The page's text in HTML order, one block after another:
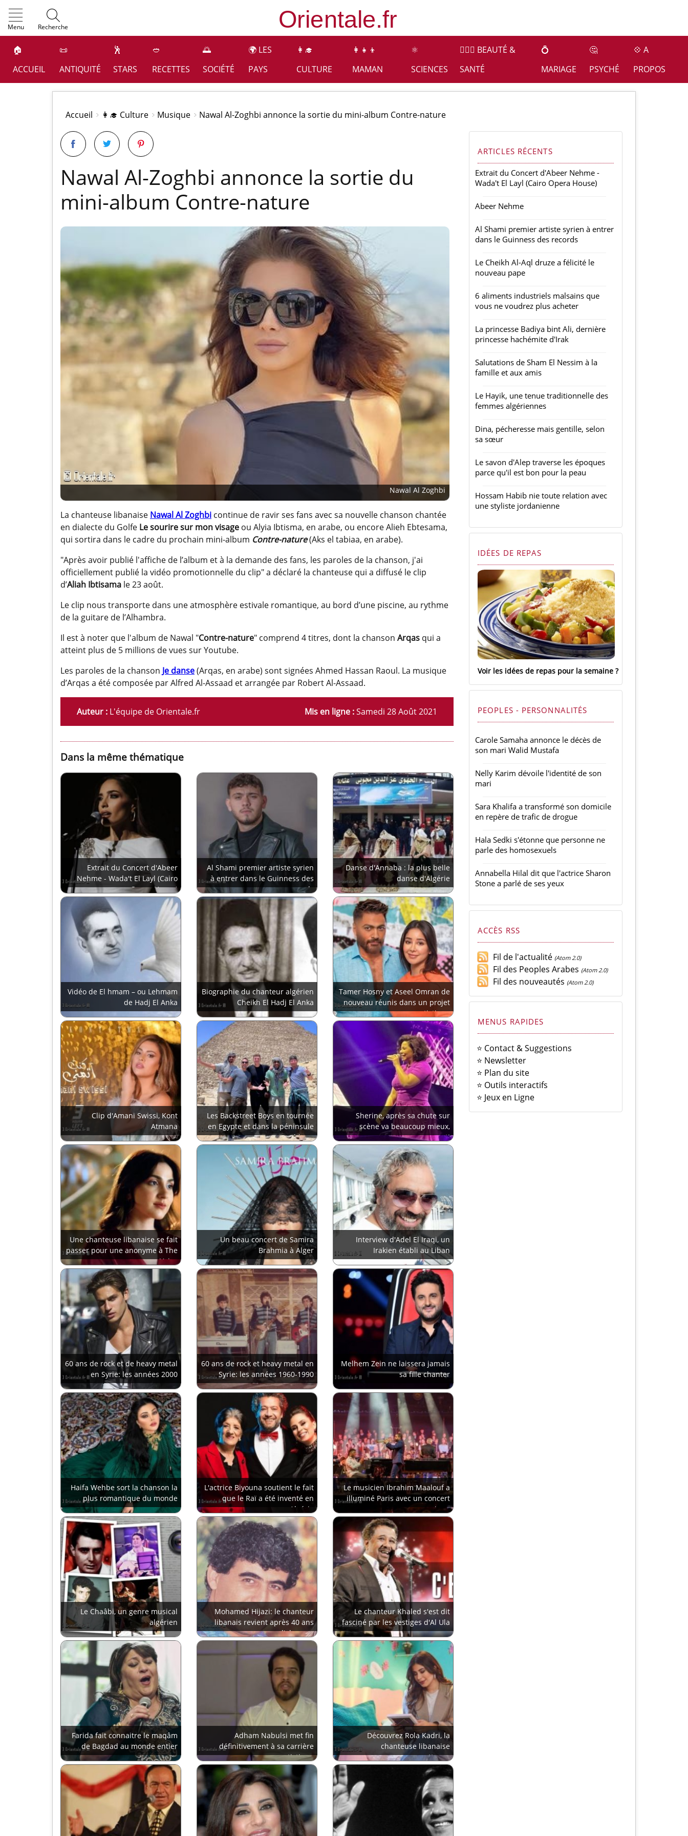
Menu Recherche
🏠
ACCUEIL
📜
ANTIQUITÉ
🕺
STARS
🥙
RECETTES
🌅
SOCIÉTÉ
🌍 LES
PAYS
👩‍🎓
CULTURE
👩‍👧‍👦
MAMAN
⚛️
SCIENCES
👩🏻‍⚕️ BEAUTÉ &
SANTÉ
💍
MARIAGE
🤔
PSYCHÉ
💠 A
PROPOS
Accueil 👩‍🎓 Culture Musique Nawal Al-Zoghbi annonce la sortie du mini-album Contre-nature
Nawal Al-Zoghbi annonce la sortie du
mini-album Contre-nature
Nawal Al Zoghbi
La chanteuse libanaise Nawal Al Zoghbi continue de ravir ses fans avec sa nouvelle chanson chantée
en dialecte du Golfe Le sourire sur mon visage ou Alyia Ibtisma, en arabe, ou encore Alieh Ebtesama,
qui sortira dans le cadre du prochain mini-album Contre-nature(Aks el tabiaa, en arabe).
"Après avoir publié l'affiche de l’album et à la demande des fans, les paroles de la chanson, j'ai
officiellement publié la vidéo promotionnelle du clip" a déclaré la chanteuse qui a diffusé le clip
d’Aliah Ibtisama le 23 août.
Le clip nous transporte dans une atmosphère estivale romantique, au bord d’une piscine, au rythme
de la guitare de l’Alhambra.
Il est à noter que l'album de Nawal "Contre-nature" comprend 4 titres, dont la chanson Arqas qui a
atteint plus de 5 millions de vues sur Youtube.
Les paroles de la chanson Je danse(Arqas, en arabe) sont signées Ahmed Hassan Raoul. La musique
d’Arqas a été composée par Alfred Al-Assaad et arrangée par Robert Al-Assaad.
Auteur : L'équipe de Orientale.fr Mis en ligne :Samedi 28 Août 2021
Dans la même thématique
Extrait du Concert d'Abeer
Nehme - Wada't El Layl (Cairo
Opera House)
Al Shami premier artiste syrien
à entrer dans le Guinness des
records
Danse d'Annaba : la plus belle
danse d'Algérie
Vidéo de El hmam – ou Lehmam
de Hadj El Anka
Biographie du chanteur algérien
Cheikh El Hadj El Anka
Tamer Hosny et Aseel Omran de
nouveau réunis dans un projet
artistique
Clip d'Amani Swissi, Kont
Atmana
Les Backstreet Boys en tournée
en Egypte et dans la péninsule
arabique
Sherine, après sa chute sur
scène va beaucoup mieux,
apparemment!
Une chanteuse libanaise se fait
passer pour une anonyme à The
Voice
Un beau concert de Samira
Brahmia à Alger
Interview d'Adel El Iraqi, un
Irakien établi au Liban
60 ans de rock et de heavy metal
en Syrie: les années 2000
60 ans de rock et heavy metal en
Syrie: les années 1960-1990
Melhem Zein ne laissera jamais
sa fille chanter
Haifa Wehbe sort la chanson la
plus romantique du monde
L'actrice Biyouna soutient le fait
que le Raï a été inventé en
Algérie
Le musicien Ibrahim Maalouf a
illuminé Paris avec un concert
magique
Le Chaâbi, un genre musical
algérien
Mohamed Hijazi: le chanteur
libanais revient après 40 ans
d'absence
Le chanteur Khaled s'est dit
fasciné par les vestiges d'Al Ula
Farida fait connaitre le maqâm
de Bagdad au monde entier
Adham Nabulsi met fin
définitivement à sa carrière
artistique
Découvrez Rola Kadri, la
chanteuse libanaise
prometteuse
ARTICLES RÉCENTS
Extrait du Concert d'Abeer Nehme -
Wada't El Layl (Cairo Opera House)
Abeer Nehme
Al Shami premier artiste syrien à entrer
dans le Guinness des records
Le Cheikh Al-Aql druze a félicité le
nouveau pape
6 aliments industriels malsains que
vous ne voudrez plus acheter
La princesse Badiya bint Ali, dernière
princesse hachémite d'Irak
Salutations de Sham El Nessim à la
famille et aux amis
Le Hayik, une tenue traditionnelle des
femmes algériennes
Dina, pécheresse mais gentille, selon
sa sœur
Le savon d'Alep traverse les époques
parce qu'il est bon pour la peau
Hossam Habib nie toute relation avec
une styliste jordanienne
IDÉES DE REPAS
Voir les idées de repas pour la semaine
PEOPLES - PERSONNALITÉS
Carole Samaha annonce le décès de
son mari Walid Mustafa
Nelly Karim dévoile l'identité de son
mari
Sara Khalifa a transformé son domicile
en repère de trafic de drogue
Hala Sedki s'étonne que personne ne
parle des homosexuels
Annabella Hilal dit que l'actrice Sharon
Stone a parlé de ses yeux
ACCÈS RSS
Fil de l'actualité (Atom 2.0)
Fil des Peoples Arabes (Atom 2.0)
Fil des nouveautés (Atom 2.0)
MENUS RAPIDES
⭐ Contact & Suggestions
⭐ Newsletter
⭐ Plan du site
⭐ Outils interactifs
⭐ Jeux en Ligne